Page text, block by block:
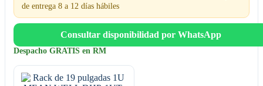
de entrega 8 a 12 días hábiles
Consultar disponibilidad por WhatsApp
Despacho GRATIS en RM